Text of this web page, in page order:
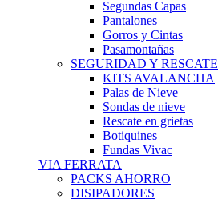
Segundas Capas
Pantalones
Gorros y Cintas
Pasamontañas
SEGURIDAD Y RESCATE
KITS AVALANCHA
Palas de Nieve
Sondas de nieve
Rescate en grietas
Botiquines
Fundas Vivac
VIA FERRATA
PACKS AHORRO
DISIPADORES